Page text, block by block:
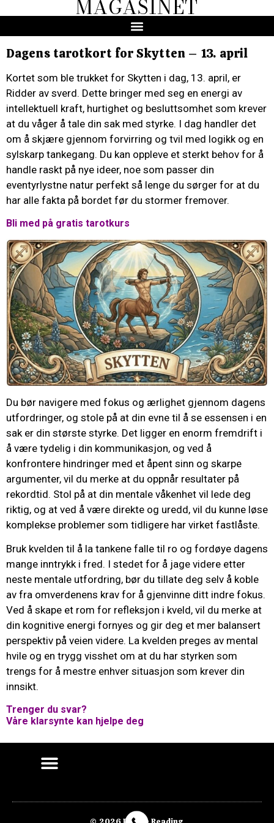
MAGASINET
Dagens tarotkort for Skytten – 13. april
Kortet som ble trukket for Skytten i dag, 13. april, er
Ridder av sverd. Dette bringer med seg en energi av
intellektuell kraft, hurtighet og besluttsomhet som krever
at du våger å tale din sak med styrke. I dag handler det
om å skjære gjennom forvirring og tvil med logikk og en
sylskarp tankegang. Du kan oppleve et sterkt behov for å
handle raskt på nye ideer, noe som passer din
eventyrlystne natur perfekt så lenge du sørger for at du
har alle fakta på bordet før du stormer fremover.
Bli med på gratis tarotkurs
Du bør navigere med fokus og ærlighet gjennom dagens
utfordringer, og stole på at din evne til å se essensen i en
sak er din største styrke. Det ligger en enorm fremdrift i
å være tydelig i din kommunikasjon, og ved å
konfrontere hindringer med et åpent sinn og skarpe
argumenter, vil du merke at du oppnår resultater på
rekordtid. Stol på at din mentale våkenhet vil lede deg
riktig, og at ved å være direkte og uredd, vil du kunne løse
komplekse problemer som tidligere har virket fastlåste.
Bruk kvelden til å la tankene falle til ro og fordøye dagens
mange inntrykk i fred. I stedet for å jage videre etter
neste mentale utfordring, bør du tillate deg selv å koble
av fra omverdenens krav for å gjenvinne ditt indre fokus.
Ved å skape et rom for refleksjon i kveld, vil du merke at
din kognitive energi fornyes og gir deg et mer balansert
perspektiv på veien videre. La kvelden preges av mental
hvile og en trygg visshet om at du har styrken som
trengs for å mestre enhver situasjon som krever din
innsikt.
Trenger du svar?
Våre klarsynte kan hjelpe deg